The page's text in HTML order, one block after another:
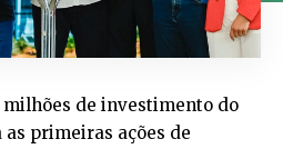
milhões de investimento do
primeiras ações de